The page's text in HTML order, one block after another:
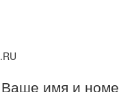
имя и